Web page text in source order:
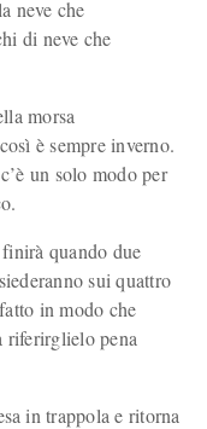
neve che
di neve che
morsa
è sempre inverno.
un solo modo per
quando due
sui quattro
in modo che
riferirglielo pena
in trappola e ritorna